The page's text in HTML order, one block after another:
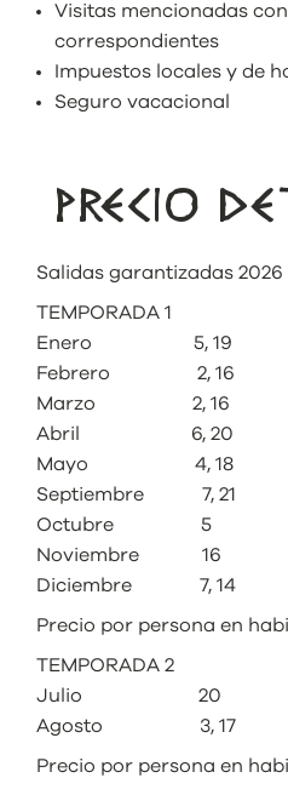
Visitas mencionadas
correspondientes
Impuestos locales y de
Seguro vacacional
PRECIO
Salidas garantizadas 2026
TEMPORADA 1
Enero 5, 19
Febrero 2, 16
Marzo 2, 16
Abril 6, 20
Mayo 4, 18
Septiembre 7, 21
Octubre 5
Noviembre 16
Diciembre 7, 14
Precio por persona en
TEMPORADA 2
Julio 20
Agosto 3, 17
Precio por persona en